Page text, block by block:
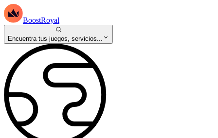
BoostRoyal
Encuentra tus juegos, servicios...